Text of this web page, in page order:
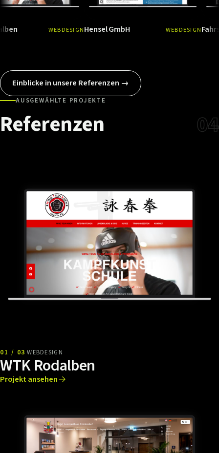
WEBDESIGN Ansehen→
Hensel GmbH WEBDESIGN Ansehen
Fahrschule
Einblicke in unsere Referenzen →
AUSGEWÄHLTE PROJEKTE
Referenzen 04
01 / 03 WEBDESIGN
WTK Rodalben
Projekt ansehen